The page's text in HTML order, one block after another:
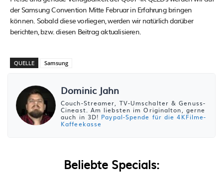
der Samsung Convention Mitte Februar in Erfahrung bringen
können. Sobald diese vorliegen, werden wir natürlich darüber
berichten, bzw. diesen Beitrag aktualisieren.
QUELLE Samsung
Dominic Jahn
Couch-Streamer, TV-Umschalter & Genuss-
Cineast. Am liebsten im Originalton, gerne
auch in 3D! Paypal-Spende für die 4KFilme-
Kaffeekasse
Beliebte Specials: